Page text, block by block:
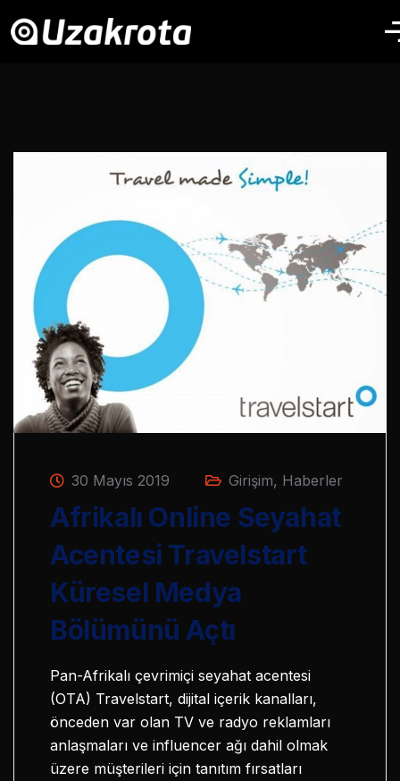
30 Mayıs 2019 Girişim, Haberler
Afrikalı Online Seyahat
Acentesi Travelstart
Küresel Medya
Bölümünü Açtı
Pan-Afrikalı çevrimiçi seyahat acentesi
(OTA) Travelstart, dijital içerik kanalları,
önceden var olan TV ve radyo reklamları
anlaşmaları ve influencer ağı dahil olmak
üzere müşterileri için tanıtım fırsatları